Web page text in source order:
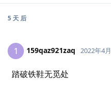
5 天后
1 159qaz921zaq 2022年4
踏破铁鞋无觅处